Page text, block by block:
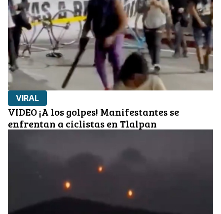
VIRAL
VIDEO ¡A los golpes! Manifestantes se
enfrentan a ciclistas en Tlalpan